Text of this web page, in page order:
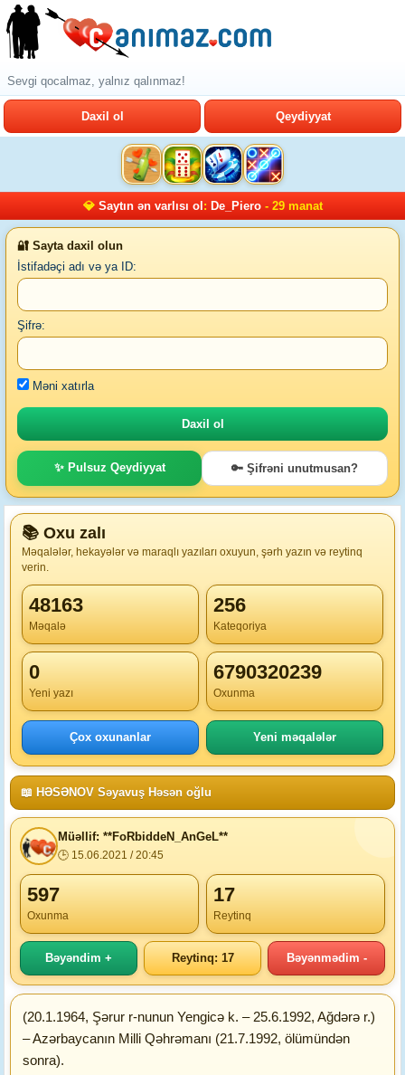
Sevgi qocalmaz, yalnız qalınmaz!
Daxil ol Qeydiyyat
💎 Saytın ən varlısı ol : De_Piero- 29 manat
🔐 Sayta daxil olun
İstifadəçi adı və ya ID:
Şifrə:
Məni xatırla
✨ Pulsuz Qeydiyyat 🔑 Şifrəni unutmusan?
📚 Oxu zalı
Məqalələr, hekayələr və maraqlı yazıları oxuyun, şərh yazın və reytinq
verin.
48163
Məqalə
256
Kateqoriya
0
Yeni yazı
6790320239
Oxunma
Çox oxunanlar Yeni məqalələr
📖 HƏSƏNOV Səyavuş Həsən oğlu
Müəllif: **FoRbiddeN_AnGeL**
🕒 15.06.2021 / 20:45
597
Oxunma
17
Reytinq
Bəyəndim + Reytinq: 17 Bəyənmədim -
(20.1.1964, Şərur r-nunun Yengicə k. – 25.6.1992, Ağdərə r.)
– Azərbaycanın Milli Qəhrəmanı (21.7.1992, ölümündən
sonra).